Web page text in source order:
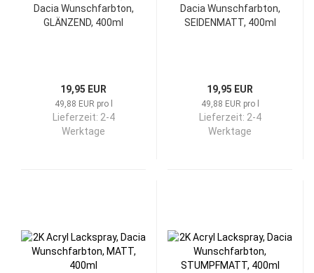
Dacia Wunschfarbton,
GLÄNZEND, 400ml
19,95 EUR
49,88 EUR pro l
Lieferzeit: 2-4
Werktage
Dacia Wunschfarbton,
SEIDENMATT, 400ml
19,95 EUR
49,88 EUR pro l
Lieferzeit: 2-4
Werktage